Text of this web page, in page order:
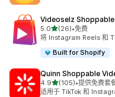
Videoselz
5.0星（满分 5 星）
(26)
总共 26 条评论
•免费
将 Instagram Reels 和
Built for Shopify
Quinn Shoppable
4.9星（满分 5 星）
(105)
总共 105 条评论
•提供免费套
适用于 TikTok 和